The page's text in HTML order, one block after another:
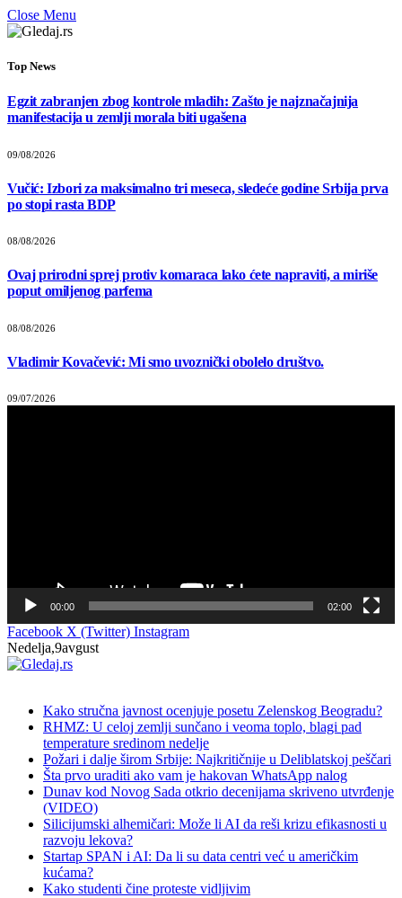
Close Menu
Top News
Egzit zabranjen zbog kontrole mladih: Zašto je najznačajnija
manifestacija u zemlji morala biti ugašena
09/08/2026
Vučić: Izbori za maksimalno tri meseca, sledeće godine Srbija prva
po stopi rasta BDP
08/08/2026
Ovaj prirodni sprej protiv komaraca lako ćete napraviti, a miriše
poput omiljenog parfema
08/08/2026
Vladimir Kovačević: Mi smo uvoznički obolelo društvo.
09/07/2026
00:00 02:00
Facebook X (Twitter) Instagram
Nedelja,9avgust
Kako stručna javnost ocenjuje posetu Zelenskog Beogradu?
RHMZ: U celoj zemlji sunčano i veoma toplo, blagi pad
temperature sredinom nedelje
Požari i dalje širom Srbije: Najkritičnije u Deliblatskoj peščari
Šta prvo uraditi ako vam je hakovan WhatsApp nalog
Dunav kod Novog Sada otkrio decenijama skriveno utvrđenje
(VIDEO)
Silicijumski alhemičari: Može li AI da reši krizu efikasnosti u
razvoju lekova?
Startap SPAN i AI: Da li su data centri već u američkim
kućama?
Kako studenti čine proteste vidljivim